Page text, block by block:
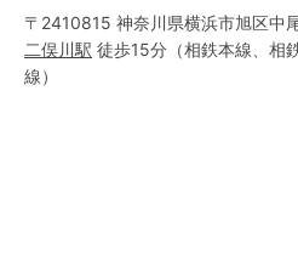
〒2410815 神奈川県横浜市旭区中
二俣川駅 徒歩15分 （相鉄本線 相
線）